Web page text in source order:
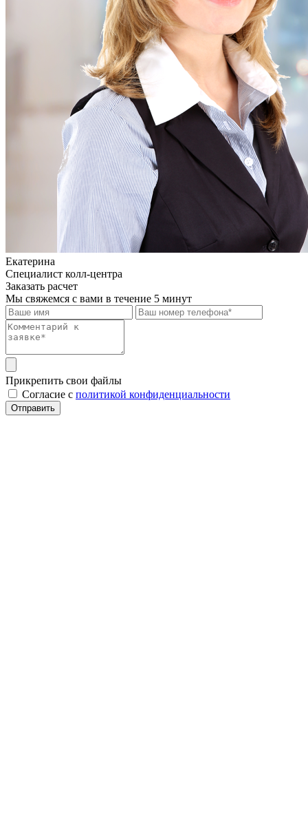
Екатерина
Специалист колл-центра
Заказать расчет
Мы свяжемся с вами в течение 5 минут
Прикрепить свои файлы
Cогласие с политикой конфиденциальности
Отправить